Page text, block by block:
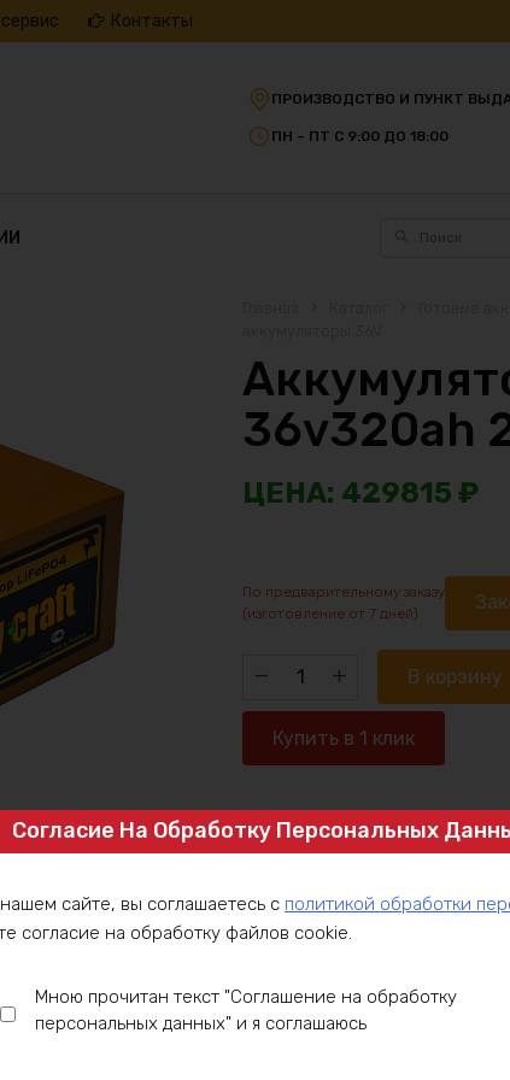
Контакты
ПРОИЗВОДСТВО И ПУНКТ
ПН – ПТ С 9:00 ДО 18:00
36v320ah
429815₽
По предварительному заказу
(изготовление от 7 дней)
Количество
LiFePO4
2160w
max
В корзину
Купить в 1 клик
Артикул:LFP36-4P80-C60
Согласие На Обработку Персональных
сайте, вы соглашаетесь с политикой обработки
согласие на обработку файлов cookie.
Мною прочитан текст "Соглашение на обработку
персональных данных" и я соглашаюсь